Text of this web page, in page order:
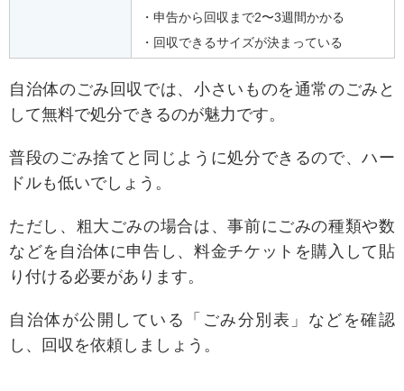
・申告から回収まで2〜3週間かかる
・回収できるサイズが決まっている
自治体のごみ回収では、小さいものを通常のごみと
して無料で処分できるのが魅力です。
普段のごみ捨てと同じように処分できるので、ハー
ドルも低いでしょう。
ただし、粗大ごみの場合は、事前にごみの種類や数
などを自治体に申告し、料金チケットを購入して貼
り付ける必要があります。
自 治体が公開している「ごみ分別表」などを確認
し、回収を依頼しましょう。